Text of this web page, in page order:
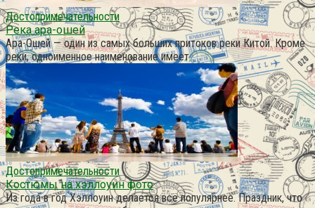
Достопримечательности
Река ара-ошей
Ара-Ошей — один из самых больших притоков реки Китой. Кроме
реки, одноименное наименование имеет
Достопримечательности
Костюмы на хэллоуин фото
Из года в год Хэллоуин делается всё популярнее. Праздник, что